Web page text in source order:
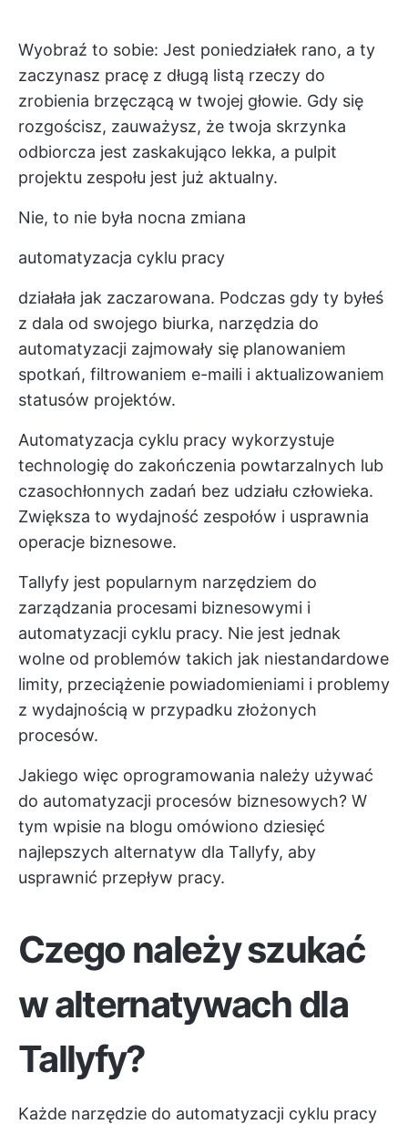
Wyobraź to sobie: Jest poniedziałek rano, a ty
zaczynasz pracę z długą listą rzeczy do
zrobienia brzęczącą w twojej głowie. Gdy się
rozgościsz, zauważysz, że twoja skrzynka
odbiorcza jest zaskakująco lekka, a pulpit
projektu zespołu jest już aktualny.
Nie, to nie była nocna zmiana
automatyzacja cyklu pracy
działała jak zaczarowana. Podczas gdy ty byłeś
z dala od swojego biurka, narzędzia do
automatyzacji zajmowały się planowaniem
spotkań, filtrowaniem e-maili i aktualizowaniem
statusów projektów.
Automatyzacja cyklu pracy wykorzystuje
technologię do zakończenia powtarzalnych lub
czasochłonnych zadań bez udziału człowieka.
Zwiększa to wydajność zespołów i usprawnia
operacje biznesowe.
Tallyfy jest popularnym narzędziem do
zarządzania procesami biznesowymi i
automatyzacji cyklu pracy. Nie jest jednak
wolne od problemów takich jak niestandardowe
limity, przeciążenie powiadomieniami i problemy
z wydajnością w przypadku złożonych
procesów.
Jakiego więc oprogramowania należy używać
do automatyzacji procesów biznesowych? W
tym wpisie na blogu omówiono dziesięć
najlepszych alternatyw dla Tallyfy, aby
usprawnić przepływ pracy.
Czego należy szukać
w alternatywach dla
Tallyfy?
Każde narzędzie do automatyzacji cyklu pracy